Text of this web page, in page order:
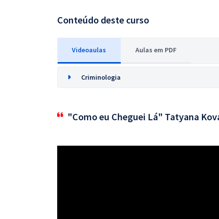
Conteúdo deste curso
Videoaulas Aulas em PDF
Criminologia
"Como eu Cheguei Lá" Tatyana